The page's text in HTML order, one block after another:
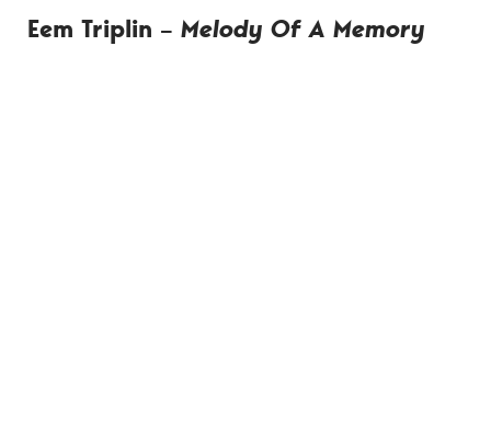
Eem Triplin – Melody Of A Memory